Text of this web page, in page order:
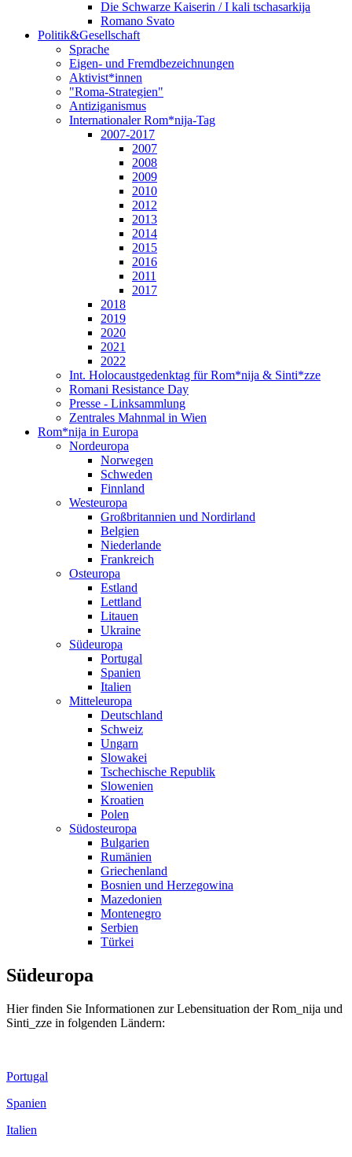
Die Schwarze Kaiserin / I kali tschasarkija
Romano Svato
Politik&Gesellschaft
Sprache
Eigen- und Fremdbezeichnungen
Aktivist*innen
"Roma-Strategien"
Antiziganismus
Internationaler Rom*nija-Tag
2007-2017
2007
2008
2009
2010
2012
2013
2014
2015
2016
2011
2017
2018
2019
2020
2021
2022
Int. Holocaustgedenktag für Rom*nija & Sinti*zze
Romani Resistance Day
Presse - Linksammlung
Zentrales Mahnmal in Wien
Rom*nija in Europa
Nordeuropa
Norwegen
Schweden
Finnland
Westeuropa
Großbritannien und Nordirland
Belgien
Niederlande
Frankreich
Osteuropa
Estland
Lettland
Litauen
Ukraine
Südeuropa
Portugal
Spanien
Italien
Mitteleuropa
Deutschland
Schweiz
Ungarn
Slowakei
Tschechische Republik
Slowenien
Kroatien
Polen
Südosteuropa
Bulgarien
Rumänien
Griechenland
Bosnien und Herzegowina
Mazedonien
Montenegro
Serbien
Türkei
Südeuropa
Hier finden Sie Informationen zur Lebensituation der Rom_nija und
Sinti_zze in folgenden Ländern:
Portugal
Spanien
Italien